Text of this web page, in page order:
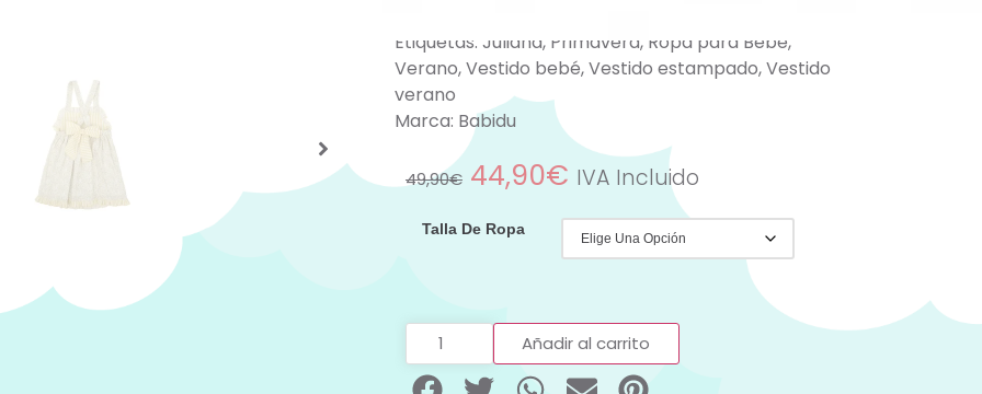
Etiquetas: Juliana, Primavera, Ropa para Bebé,
Verano,Vestido bebé,Vestido estampado,Vestido
verano
Marca: Babidu
49,90€ 44,90€ IVA Incluido
Talla De Ropa
Añadir al carrito